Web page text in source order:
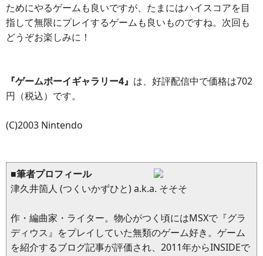
ためにやるゲームも良いですが、たまにはハイスコアを目
指して無限にプレイするゲームも良いものですね。次回も
どうぞお楽しみに！
『ゲームボーイギャラリー4』 は、好評配信中で価格は702
円（税込）です。
(C)2003 Nintendo
■筆者プロフィール
津久井箇人 (つくいかずひと) a.k.a. そそそ
作・編曲家・ライター。物心がつく頃にはMSXで『グラ
ディウス』をプレイしていた無類のゲーム好き。ゲーム
を紹介するブログ記事が評価され、2011年からINSIDEで